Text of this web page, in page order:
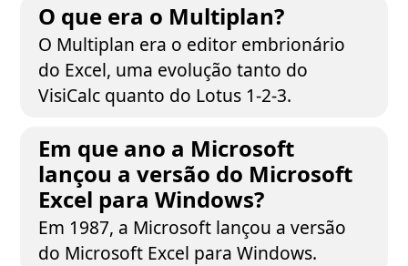
O que era o Multiplan?
O Multiplan era o editor embrionário
do Excel, uma evolução tanto do
VisiCalc quanto do Lotus 1-2-3.
Em que ano a Microsoft
lançou a versão do Microsoft
Excel para Windows?
Em 1987, a Microsoft lançou a versão
do Microsoft Excel para Windows.